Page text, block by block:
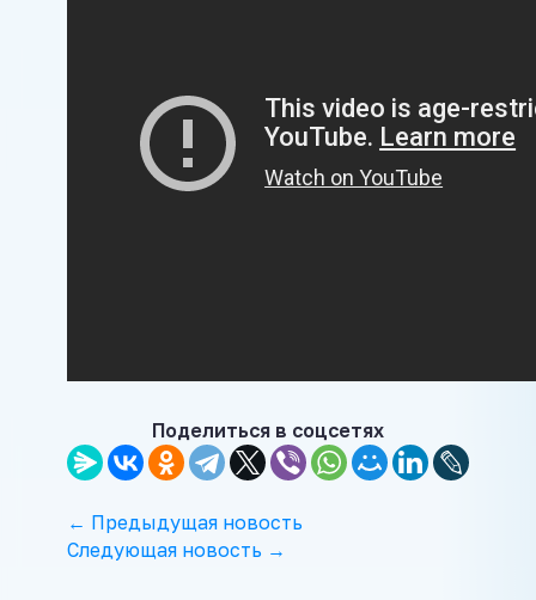
Поделиться в соцсетях
← Предыдущая новость
Следующая новость →